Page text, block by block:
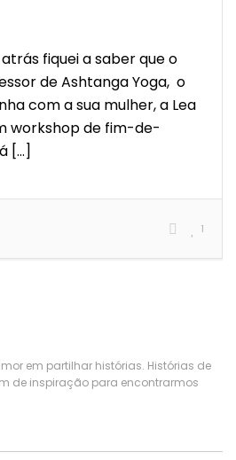
fiquei a saber que o
de Ashtanga Yoga, o
com a sua mulher, a Lea
workshop de fim-de-
[...]
1
em partilhar histórias. Histórias de
de inspiração para encontrarmos